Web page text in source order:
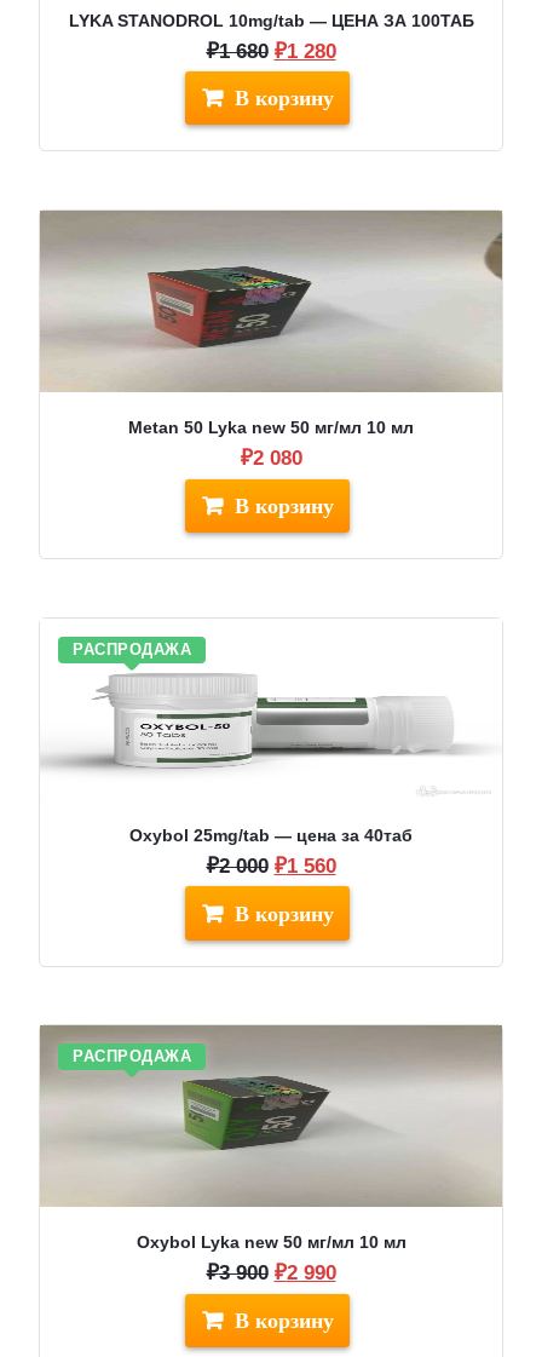
LYKA STANODROL 10mg/tab — ЦЕНА ЗА 100ТАБ
₽1 680 Первоначальная
цена
составляла
₽1
680.
₽1 280Текущая
цена:
280.
Metan 50 Lyka new 50 мг/мл 10 мл
₽2 080
РАСПРОДАЖА
Oxybol 25mg/tab — цена за 40таб
₽2 000 Первоначальная
цена
составляла
₽2
000.
₽1 560Текущая
цена:
560.
РАСПРОДАЖА
Oxybol Lyka new 50 мг/мл 10 мл
₽3 900 Первоначальная
цена
составляла
₽3
₽2 990Текущая
цена:
990.